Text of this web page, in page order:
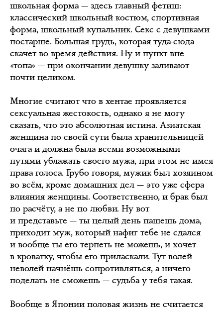
школьная форма — здесь главный фетиш:
классический школьный костюм, спортивная
форма, школьный купальник. Секс с девушками
постарше. Большая грудь, которая туда-сюда
скачет во время действия. Ну и пункт вне
«топа» — при окончании девушку заливают
почти целиком.
Многие считают что в хентае проявляется
сексуальная жестокость, однако я не могу
сказать, что это абсолютная истина. Азиатская
женщина по своей сути была хранительницей
очага и должна была всеми возможными
путями ублажать своего мужа, при этом не имея
права голоса. Грубо говоря, мужик был хозяином
во всём, кроме домашних дел — это уже сфера
влияния женщины. Соответственно, и брак был
по расчёту, а не по любви. Ну вот
и представьте — ты целый день пашешь дома,
приходит муж, который нафиг тебе не сдался
и вообще ты его терпеть не можешь, и хочет
в кроватку, чтобы его приласкали. Тут волей-
неволей начнёшь сопротивляться, а ничего
поделать не сможешь — судьба у тебя такая.
Вообще в Японии половая жизнь не считается